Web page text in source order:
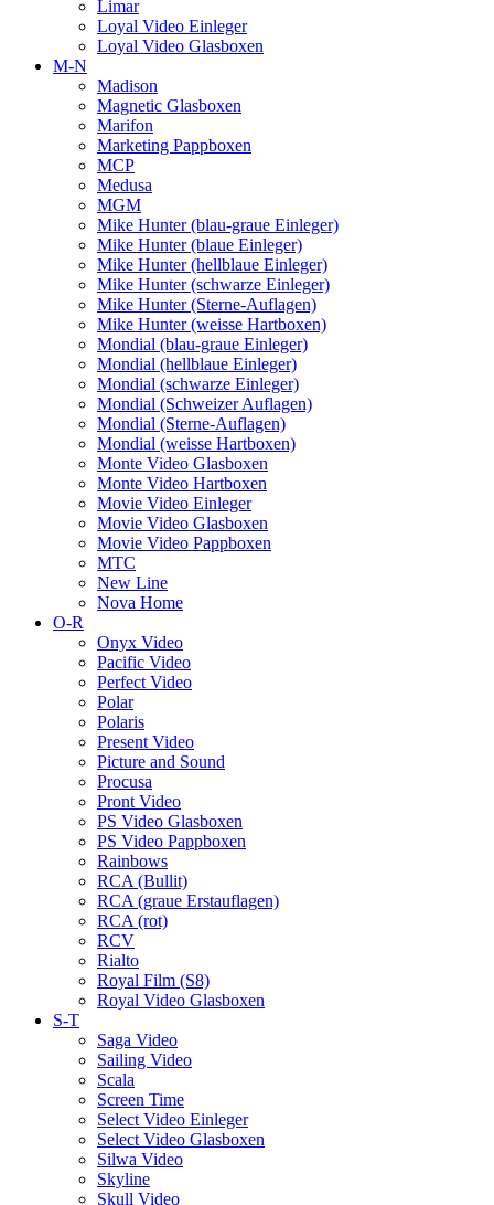
Limar
Loyal Video Einleger
Loyal Video Glasboxen
M-N
Madison
Magnetic Glasboxen
Marifon
Marketing Pappboxen
MCP
Medusa
MGM
Mike Hunter (blau-graue Einleger)
Mike Hunter (blaue Einleger)
Mike Hunter (hellblaue Einleger)
Mike Hunter (schwarze Einleger)
Mike Hunter (Sterne-Auflagen)
Mike Hunter (weisse Hartboxen)
Mondial (blau-graue Einleger)
Mondial (hellblaue Einleger)
Mondial (schwarze Einleger)
Mondial (Schweizer Auflagen)
Mondial (Sterne-Auflagen)
Mondial (weisse Hartboxen)
Monte Video Glasboxen
Monte Video Hartboxen
Movie Video Einleger
Movie Video Glasboxen
Movie Video Pappboxen
MTC
New Line
Nova Home
O-R
Onyx Video
Pacific Video
Perfect Video
Polar
Polaris
Present Video
Picture and Sound
Procusa
Pront Video
PS Video Glasboxen
PS Video Pappboxen
Rainbows
RCA (Bullit)
RCA (graue Erstauflagen)
RCA (rot)
RCV
Rialto
Royal Film (S8)
Royal Video Glasboxen
S-T
Saga Video
Sailing Video
Scala
Screen Time
Select Video Einleger
Select Video Glasboxen
Silwa Video
Skyline
Skull Video